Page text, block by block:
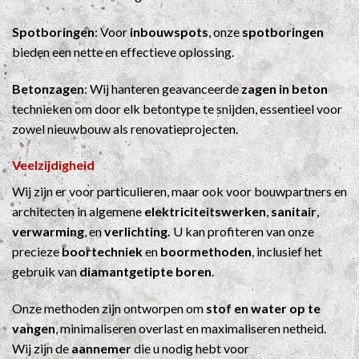
Spotboringen: Voorinbouwspots, onzespotboringen
bieden een nette en effectieve oplossing.
Betonzagen: Wij hanteren geavanceerde zagen in beton
technieken om door elk betontype te snijden, essentieel voor
zowel nieuwbouw als renovatieprojecten.
Veelzijdigheid
Wij zijn er voor particulieren, maar ook voor bouwpartners en
architecten in algemeneelektriciteitswerken,sanitair,
verwarming, enverlichting.U kan profiteren van onze
preciezeboortechniekenboormethoden, inclusief het
gebruik vandiamantgetipte boren.
Onze methoden zijn ontworpen omstof en water op te
vangen, minimaliseren overlast en maximaliseren netheid.
Wij zijn deaannemerdie u nodig hebt voor